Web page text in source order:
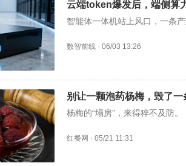
云端token爆发后，端侧算
智能体一体机站上风口，一条
数智前线 · 06/03 13:26
别让一颗泡药杨梅，毁了一
杨梅的“塌房”，来得猝不及防。
红餐网 · 05/21 11:31